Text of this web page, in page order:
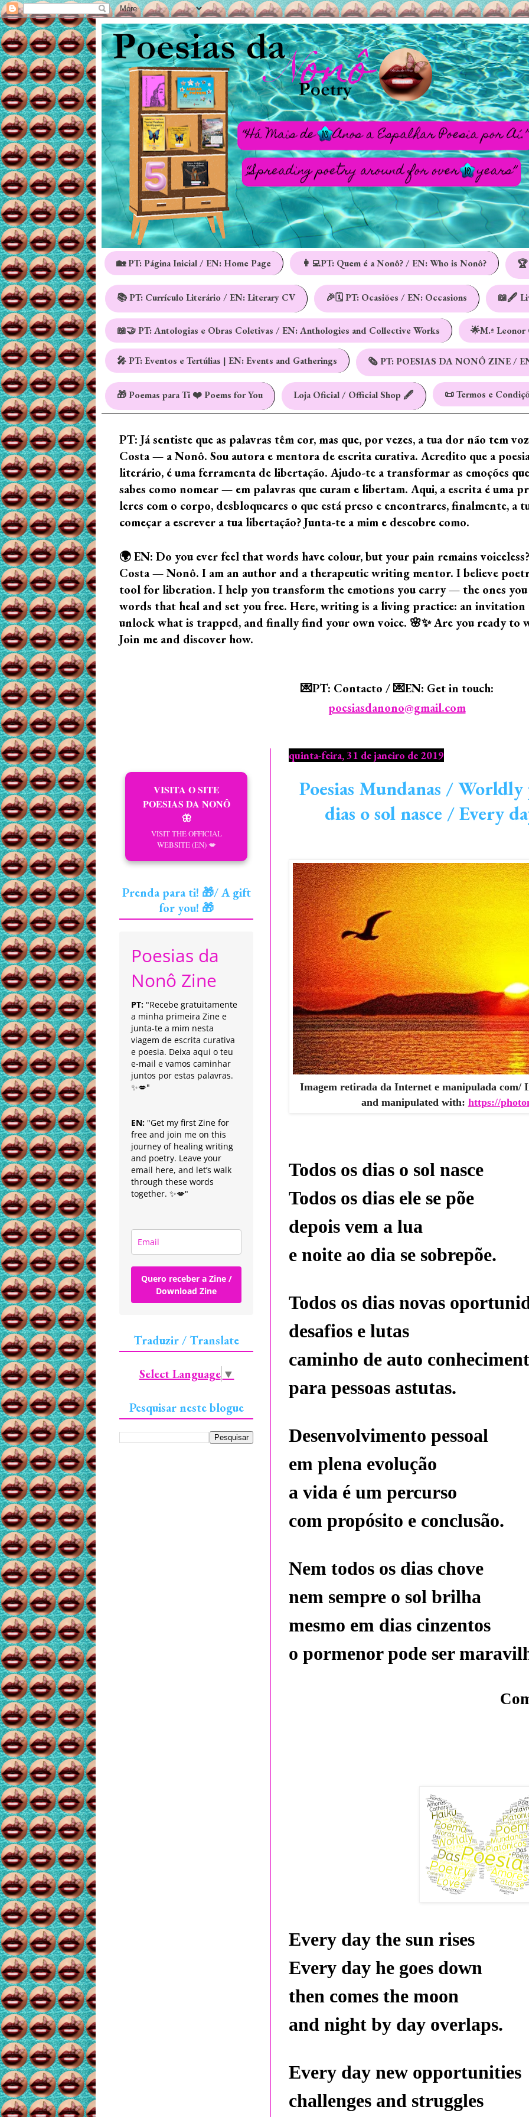
🏡 PT: Página Inicial / EN: Home Page 👩‍💻PT: Quem é a Nonô? / EN: Who is Nonô?
📚 PT: Currículo Literário / EN: Literary CV 🎉🗓️ PT: Ocasiões / EN: Occasions 📖🖋️
📖🤝 PT: Antologias e Obras Coletivas / EN: Anthologies and Collective Works 🌟M.ª
🎤 PT: Eventos e Tertúlias | EN: Events and Gatherings 🗞️ PT: POESIAS DA NONÔ ZINE /
🎁 Poemas para Ti ❤️ Poems for You Loja Oficial / Official Shop 🖋️ 📜 Termos e
PT: Já sentiste que as palavras têm cor, mas que, por vezes, a tua dor não tem
Costa — a Nonô. Sou autora e mentora de escrita curativa. Acredito que a
literário, é uma ferramenta de libertação. Ajudo-te a transformar as emoções
sabes como nomear — em palavras que curam e libertam. Aqui, a escrita é uma
leres com o corpo, desbloqueares o que está preso e encontrares, finalmente, a
começar a escrever a tua libertação? Junta-te a mim e descobre como.
🌍 EN: Do you ever feel that words have colour, but your pain remains
Costa — Nonô. I am an author and a therapeutic writing mentor. I believe
tool for liberation. I help you transform the emotions you carry — the ones
words that heal and set you free. Here, writing is a living practice: an
unlock what is trapped, and finally find your own voice. 🌸✨ Are you ready to
Join me and discover how.
💌PT: Contacto / 💌EN: Get in touch:
poesiasdanono@gmail.com
quinta-feira, 31 de janeiro de 2019
Poesias Mundanas /
dias o sol nasce / Every
Imagem retirada da Internet e manipulada com/
and manipulated with: https://
Todos os dias o sol nasce
Todos os dias ele se põe
depois vem a lua
e noite ao dia se sobrepõe.
Todos os dias novas
desafios e lutas
caminho de auto
para pessoas astutas.
Desenvolvimento pessoal
em plena evolução
a vida é um percurso
com propósito e conclusão.
Nem todos os dias chove
nem sempre o sol brilha
mesmo em dias cinzentos
o pormenor pode ser
Every day the sun rises
Every day he goes down
then comes the moon
and night by day overlaps.
Every day new opportunities
challenges and struggles
VISITA O SITE
POESIAS DA NONÔ
🦋
VISIT THE OFFICIAL
WEBSITE (EN) 💋
Prenda para ti! 🎁/ A gift
for you! 🎁
Poesias da
Nonô Zine
PT: "Recebe gratuitamente
a minha primeira Zine e
junta-te a mim nesta
viagem de escrita curativa
e poesia. Deixa aqui o teu
e-mail e vamos caminhar
juntos por estas palavras.
✨💋"
EN: "Get my first Zine for
free and join me on this
journey of healing writing
and poetry. Leave your
email here, and let’s walk
through these words
together. ✨💋"
Quero receber a Zine /
Download Zine
Traduzir / Translate
Select Language ▼
Pesquisar neste blogue